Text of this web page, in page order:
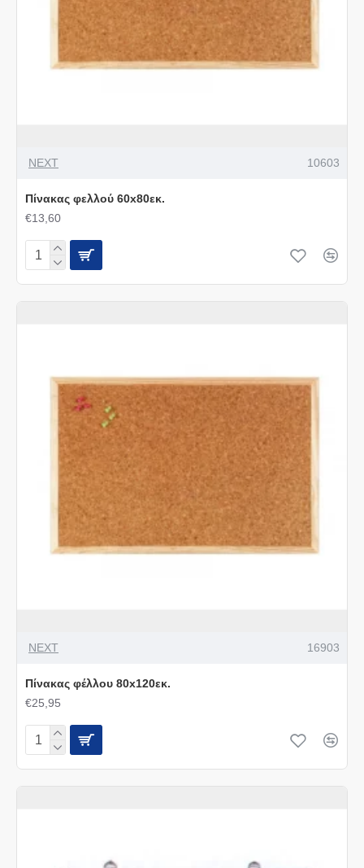
NEXT 10603
Πίνακας φελλού 60x80εκ.
€13,60
NEXT 16903
Πίνακας φέλλου 80x120εκ.
€25,95